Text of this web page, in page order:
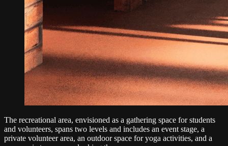
The recreational area, envisioned as a gathering space for students
and volunteers, spans two levels and includes an event stage, a
private volunteer area, an outdoor space for yoga activities, and a